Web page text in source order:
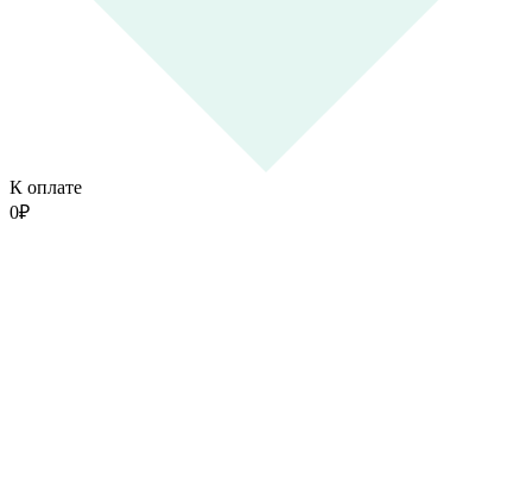
К оплате
0₽